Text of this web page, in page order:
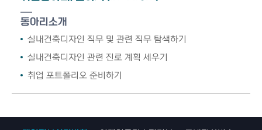
동아리소개
실내건축디자인 직무 및 관련 직무 탐색하기
실내건축디자인 관련 진로 계획 세우기
취업 포트폴리오 준비하기